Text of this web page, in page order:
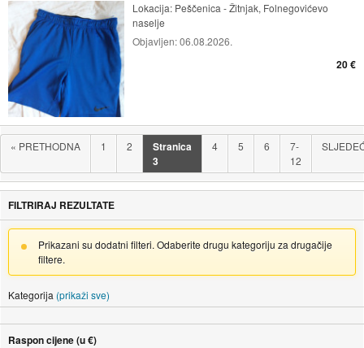
Lokacija: Peščenica - Žitnjak, Folnegovićevo
naselje
Objavljen:06.08.2026.
20 €
« PRETHODNA 1 2
Stranica
3
4 5 6
7-
12
FILTRIRAJ REZULTATE
Prikazani su dodatni filteri. Odaberite drugu kategoriju za drugačije
filtere.
Kategorija (prikaži sve)
Raspon cijene (u €)